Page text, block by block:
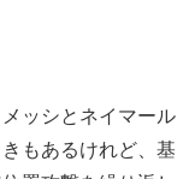
ッシとネイマール
もあるけれど、基